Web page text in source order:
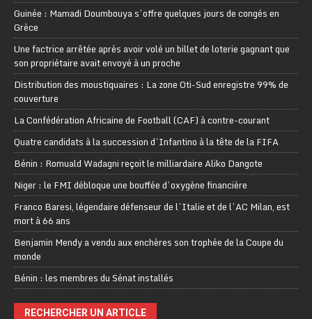
Guinée : Mamadi Doumbouya s’offre quelques jours de congés en
Grèce
Une factrice arrêtée après avoir volé un billet de loterie gagnant que
son propriétaire avait envoyé à un proche
Distribution des moustiquaires : La zone Oti-Sud enregistre 99% de
couverture
La Confédération Africaine de Football (CAF) à contre-courant
Quatre candidats à la succession d’Infantino à la tête de la FIFA
Bénin : Romuald Wadagni reçoit le milliardaire Aliko Dangote
Niger : le FMI débloque une bouffée d’oxygène financière
Franco Baresi, légendaire défenseur de l’Italie et de l’AC Milan, est
mort à 66 ans
Benjamin Mendy a vendu aux enchères son trophée de la Coupe du
monde
Bénin : les membres du Sénat installés
RECHERCHER UN ARTICLE